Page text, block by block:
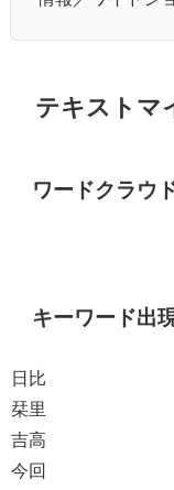
テキストマ
ワードクラウ
キーワード出
日比
栞里
吉高
今回